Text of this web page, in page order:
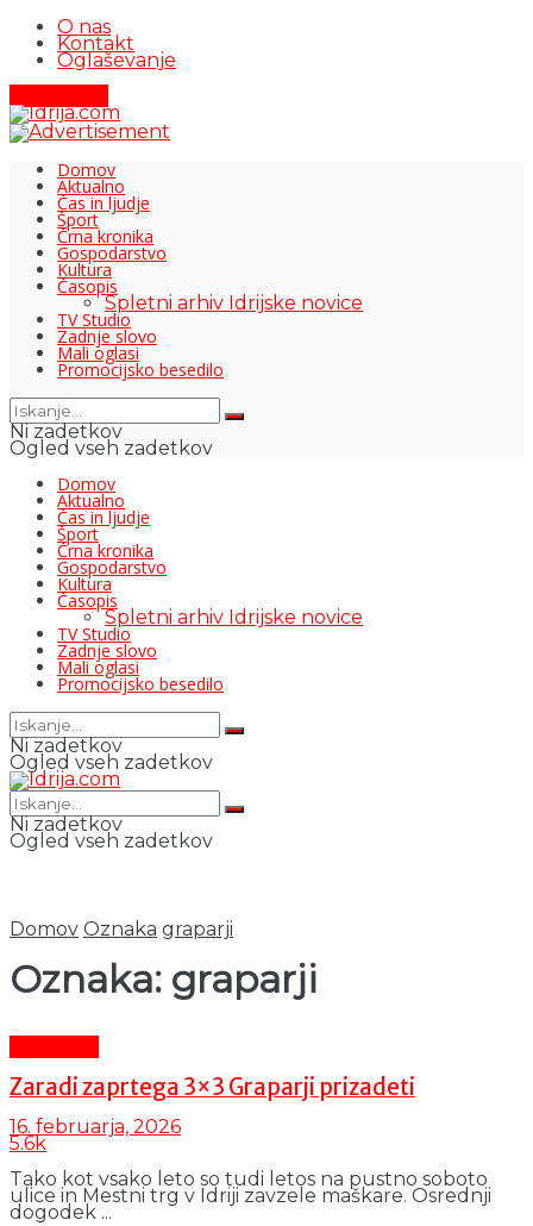
O nas
Kontakt
Oglaševanje
Domov
Aktualno
Čas in ljudje
Šport
Črna kronika
Gospodarstvo
Kultura
Časopis
Spletni arhiv Idrijske novice
TV Studio
Zadnje slovo
Mali oglasi
Promocijsko besedilo
Ni zadetkov
Ogled vseh zadetkov
Domov
Aktualno
Čas in ljudje
Šport
Črna kronika
Gospodarstvo
Kultura
Časopis
Spletni arhiv Idrijske novice
TV Studio
Zadnje slovo
Mali oglasi
Promocijsko besedilo
Ni zadetkov
Ogled vseh zadetkov
Ni zadetkov
Ogled vseh zadetkov
Domov Oznaka graparji
Oznaka: graparji
Zaradi zaprtega 3×3 Graparji prizadeti
16. februarja, 2026
5.6k
Tako kot vsako leto so tudi letos na pustno soboto
ulice in Mestni trg v Idriji zavzele maškare. Osrednji
dogodek ...